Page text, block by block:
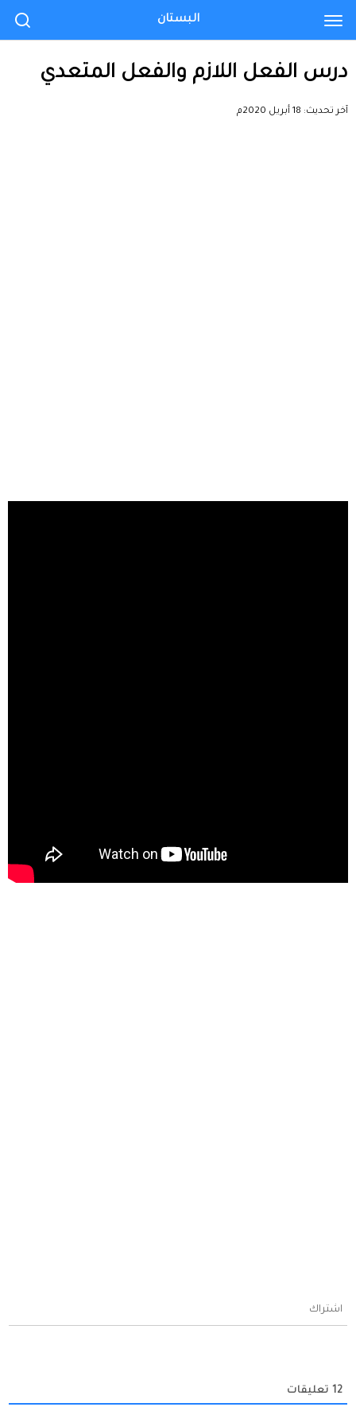
درس الفعل اللازم والفعل المتعدي
آخر تحديث: 18 أبريل 2020م
اشتراك
12 تعليقات
البستان